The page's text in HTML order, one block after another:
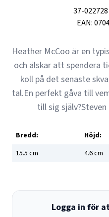
37-022728
EAN:
Heather McCoo är en
och älskar att spendera
koll på det senaste
tal.En perfekt gåva till
till sig
Bredd: Höjd:
15.5 cm 4.6cm
Logga in för